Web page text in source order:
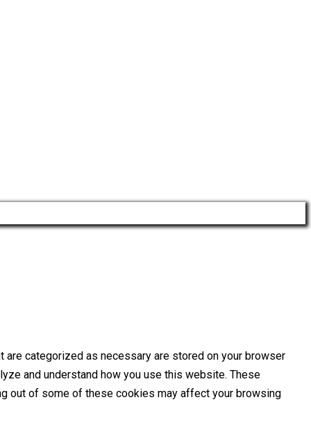
categorized as necessary are stored on your browser
and understand how you use this website. These
out of some of these cookies may affect your browsing